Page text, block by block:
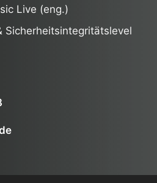
Live (eng.)
Sicherheitsintegritätslevel